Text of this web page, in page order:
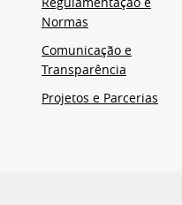
Normas
Comunicação e
Transparência
Projetos e Parcerias